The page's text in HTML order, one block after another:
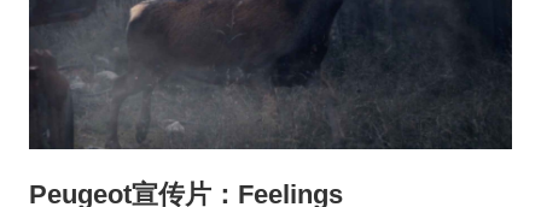
Peugeot宣传片：Feelings